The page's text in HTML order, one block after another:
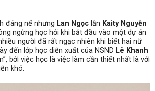
đáng nể nhưng Lan Ngọc lẫn Kaity Nguyễn
ngừng học hỏi khi bắt đầu vào một dự án
người đã rất ngạc nhiên khi biết hai nữ
đến lớp học diễn xuất của NSND Lê Khanh
bởi việc học là việc làm cần thiết nhất là với
khó.